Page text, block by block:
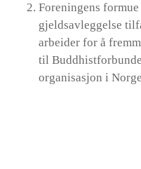
Foreningens
gjeldsavleggelse
arbeider for å
til
organisasjon i